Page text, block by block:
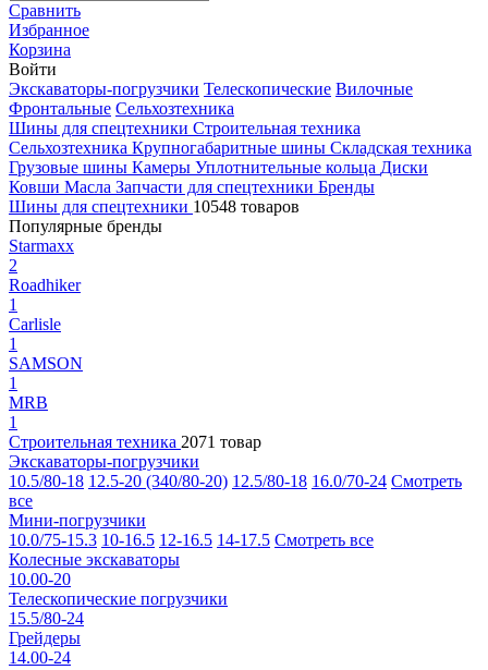
Сравнить
Избранное
Корзина
Войти
Экскаваторы-погрузчики Телескопические Вилочные
Фронтальные Сельхозтехника
Шины для спецтехники Строительная техника
Сельхозтехника Крупногабаритные шины Складская техника
Грузовые шины Камеры Уплотнительные кольца Диски
Ковши Масла Запчасти для спецтехники Бренды
Шины для спецтехники 10548 товаров
Популярные бренды
Starmaxx
2
Roadhiker
1
Carlisle
1
SAMSON
1
MRB
1
Строительная техника 2071 товар
Экскаваторы-погрузчики
10.5/80-18 12.5-20 (340/80-20) 12.5/80-18 16.0/70-24 Смотреть
все
Мини-погрузчики
10.0/75-15.3 10-16.5 12-16.5 14-17.5 Смотреть все
Колесные экскаваторы
10.00-20
Телескопические погрузчики
15.5/80-24
Грейдеры
14.00-24